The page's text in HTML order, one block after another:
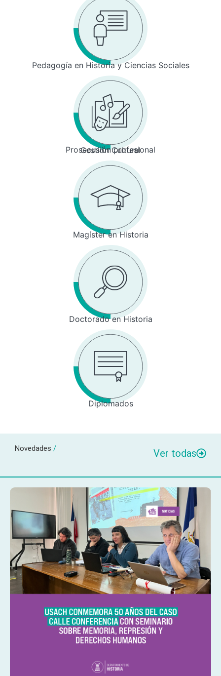
Pedagogía en Historia y Ciencias Sociales
Prosecusión profesional
Gestión Cultural
Magíster en Historia
Doctorado en Historia
Diplomados
Novedades / Ver todas